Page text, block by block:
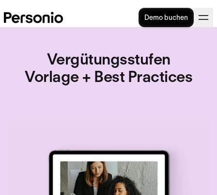
Demo buchen
Vergütungsstufen
Vorlage + Best Practices